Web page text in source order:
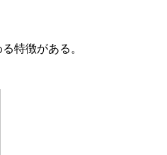
特徴がある。